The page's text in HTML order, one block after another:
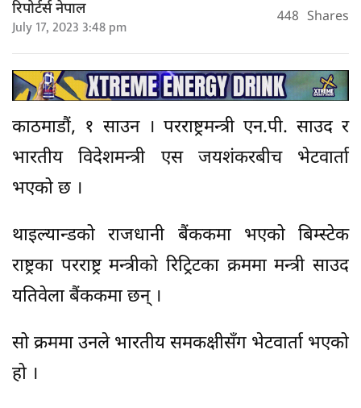
रिपोर्टर्स नेपाल
July 17, 2023 3:48 pm 448 Shares
काठमाडौं, १ साउन । परराष्ट्रमन्त्री एन.पी. साउद र
भारतीय विदेशमन्त्री एस जयशंकरबीच भेटवार्ता
भएको छ ।
थाइल्यान्डको राजधानी बैंककमा भएको बिम्स्टेक
राष्ट्रका परराष्ट्र मन्त्रीको रिट्रिटका क्रममा मन्त्री साउद
यतिवेला बैंककमा छन् ।
सो क्रममा उनले भारतीय समकक्षीसँग भेटवार्ता भएको
हो ।